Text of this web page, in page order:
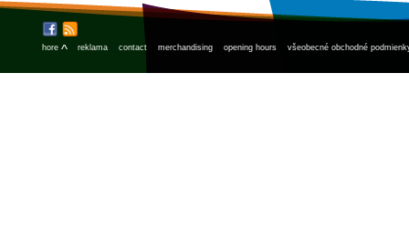
hore ^ reklama contact merchandising opening hours všeobecné obchodné